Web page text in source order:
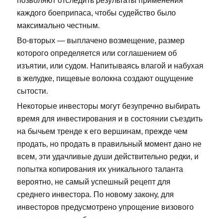
каждого боеприпаса, чтобы судейство было
максимально честным.
Во-вторых — выплачено возмещение, размер
которого определяется или соглашением об
изъятии, или судом. Напитываясь влагой и набухая
в желудке, пищевые волокна создают ощущение
сытости.
Некоторые инвесторы могут безупречно выбирать
время для инвестирования и в состоянии съездить
на бычьем тренде к его вершинам, прежде чем
продать, но продать в правильный момент дано не
всем, эти удачливые души действительно редки, и
попытка копирования их уникального таланта
вероятно, не самый успешный рецепт для
среднего инвестора. По новому закону, для
инвесторов предусмотрено упрощение визового